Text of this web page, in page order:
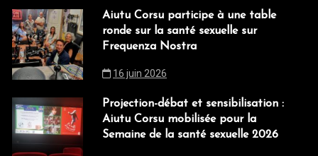
Aiutu Corsu participe à une table
ronde sur la santé sexuelle sur
Frequenza Nostra
16 juin 2026
Projection-débat et sensibilisation :
Aiutu Corsu mobilisée pour la
Semaine de la santé sexuelle 2026